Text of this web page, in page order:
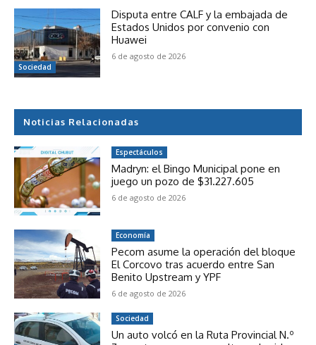
Sociedad
Disputa entre CALF y la embajada de
Estados Unidos por convenio con
Huawei
6 de agosto de 2026
Noticias Relacionadas
Espectáculos
Madryn: el Bingo Municipal pone en
juego un pozo de $31.227.605
6 de agosto de 2026
Economía
Pecom asume la operación del bloque
El Corcovo tras acuerdo entre San
Benito Upstream y YPF
6 de agosto de 2026
Sociedad
Un auto volcó en la Ruta Provincial N.º